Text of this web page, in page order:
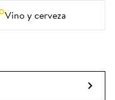
Vino y cerveza